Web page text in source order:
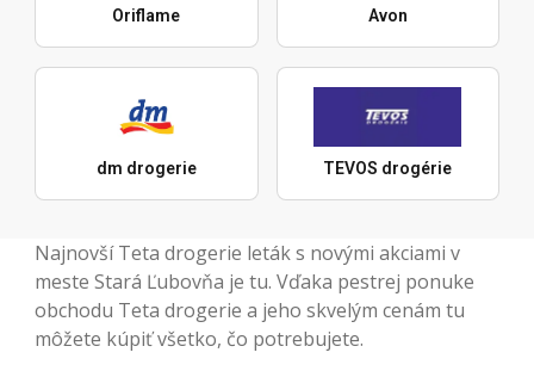
Oriflame Avon
dm drogerie TEVOS drogérie
Najnovší Teta drogerie leták s novými akciami v
meste Stará Ľubovňa je tu. Vďaka pestrej ponuke
obchodu Teta drogerie a jeho skvelým cenám tu
môžete kúpiť všetko, čo potrebujete.